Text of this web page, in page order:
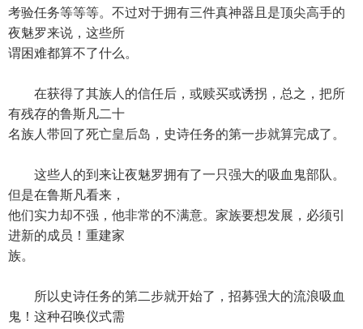
考验任务等等等。不过对于拥有三件真神器且是顶尖高手的
夜魅罗来说，这些所
谓困难都算不了什么。
在获得了其族人的信任后，或赎买或诱拐，总之，把所
有残存的鲁斯凡二十
名族人带回了死亡皇后岛，史诗任务的第一步就算完成了。
这些人的到来让夜魅罗拥有了一只强大的吸血鬼部队。
但是在鲁斯凡看来，
他们实力却不强，他非常的不满意。家族要想发展，必须引
进新的成员！重建家
族。
所以史诗任务的第二步就开始了，招募强大的流浪吸血
鬼！这种召唤仪式需